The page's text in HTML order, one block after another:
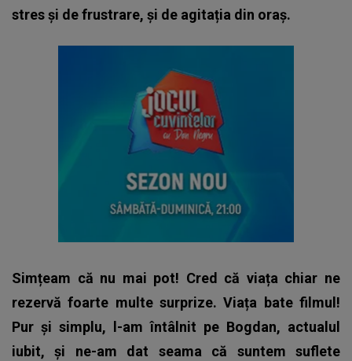
stres și de frustrare, și de agitația din oraș.
Simțeam că nu mai pot! Cred că viața chiar ne
rezervă foarte multe surprize. Viața bate filmul!
Pur și simplu, l-am întâlnit pe Bogdan, actualul
iubit, și ne-am dat seama că suntem suflete